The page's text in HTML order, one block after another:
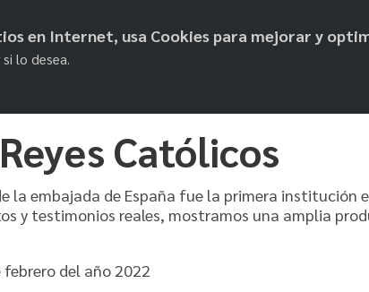
objetos de paz
Católicos
la embajada de España fue la primera institución
y testimonios reales, mostramos una amplia
del año 2022
en Internet, usa Cookies para mejorar y
lo desea.